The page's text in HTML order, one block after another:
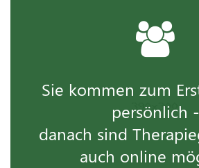
Sie kommen zum
persönlich -
danach sind
auch online